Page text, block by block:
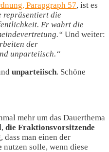
Parapgraph 57, ist es
repräsentiert die
Er wahrt die
Und weiter:
der
unparteiisch.“
unparteiisch. Schöne
mehr um das Dauerthema
, die Fraktionsvorsitzende
dass man einen der
nutzen solle, wenn diese